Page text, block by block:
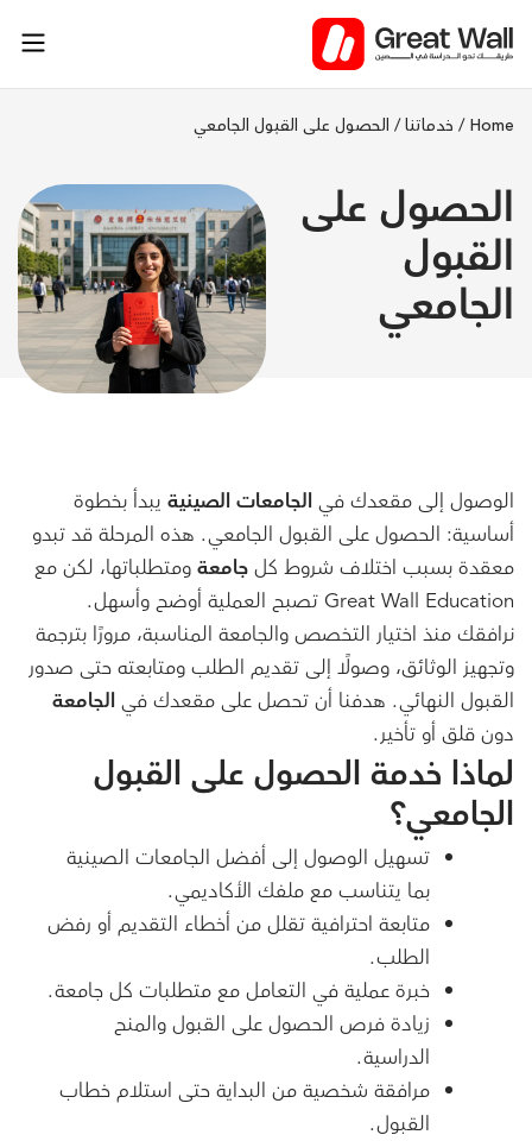
إلى
المحتوى
Home
/ خدماتنا/ الحصول على القبول الجامعي
الحصول على
القبول
الجامعي
الوصول إلى مقعدك فيالجامعات الصينية يبدأ بخطوة
أساسية: الحصول على القبول الجامعي. هذه المرحلة قد تبدو
معقدة بسبب اختلاف شروط كلجامعةومتطلباتها، لكن مع
Great Wall Education تصبح العملية أوضح وأسهل.
نرافقك منذ اختيار التخصص والجامعة المناسبة، مرورًا بترجمة
وتجهيز الوثائق، وصولًا إلى تقديم الطلب ومتابعته حتى صدور
القبول النهائي. هدفنا أن تحصل على مقعدك فيالجامعة
دون قلق أو تأخير.
لماذا خدمة الحصول على القبول
الجامعي؟
تسهيل الوصول إلى أفضل الجامعات الصينية
بما يتناسب مع ملفك الأكاديمي.
متابعة احترافية تقلل من أخطاء التقديم أو رفض
الطلب.
خبرة عملية في التعامل مع متطلبات كل جامعة.
زيادة فرص الحصول على القبول والمنح
الدراسية.
مرافقة شخصية من البداية حتى استلام خطاب
القبول.